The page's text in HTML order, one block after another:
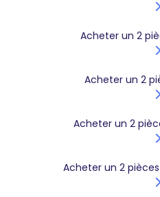
Acheter un 2
Acheter un 2
Acheter un 2
Acheter un 2